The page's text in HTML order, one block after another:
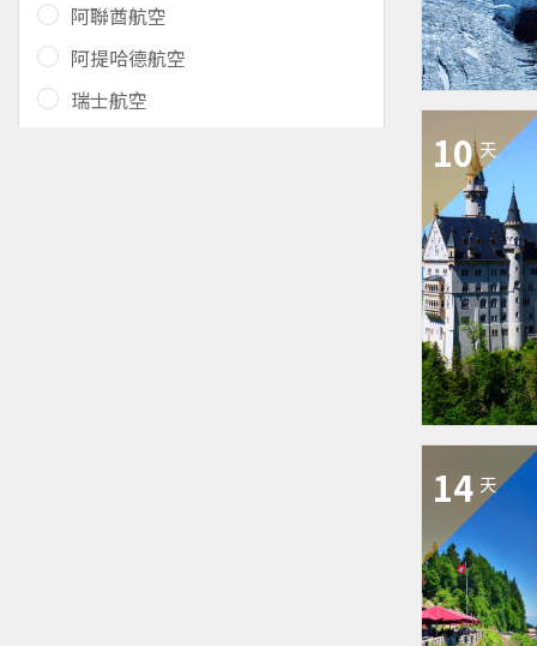
阿聯酋航空
阿提哈德航空
瑞士航空
10 天
14 天